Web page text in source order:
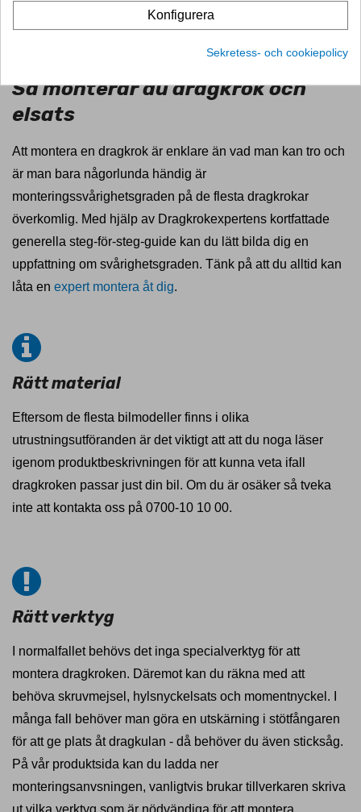
Så monterar du dragkrok och
elsats
Att montera en dragkrok är enklare än vad man kan tro och
är man bara någorlunda händig är
monteringssvårighetsgraden på de flesta dragkrokar
överkomlig. Med hjälp av Dragkrokexpertens kortfattade
generella steg-för-steg-guide kan du lätt bilda dig en
uppfattning om svårighetsgraden. Tänk på att du alltid kan
låta en expert montera åt dig.
Rätt material
Eftersom de flesta bilmodeller finns i olika
utrustningsutföranden är det viktigt att att du noga läser
igenom produktbeskrivningen för att kunna veta ifall
dragkroken passar just din bil. Om du är osäker så tveka
inte att kontakta oss på 0700-10 10 00.
Rätt verktyg
I normalfallet behövs det inga specialverktyg för att
montera dragkroken. Däremot kan du räkna med att
behöva skruvmejsel, hylsnyckelsats och momentnyckel. I
många fall behöver man göra en utskärning i stötfångaren
för att ge plats åt dragkulan - då behöver du även sticksåg.
På vår produktsida kan du ladda ner
monteringsanvsningen, vanligtvis brukar tillverkaren skriva
Konfigurera
Sekretess- och cookiepolicy